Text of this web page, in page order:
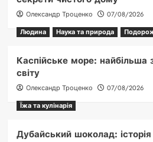
Олександр Троценко
07/08/2026
Людина
Наука та природа
Каспійське море:
світу
Олександр Троценко
07/08/2026
Їжа та кулінарія
Дубайський шоколад: